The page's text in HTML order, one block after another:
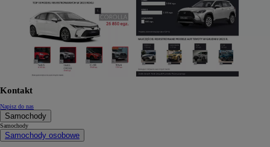
Kontakt
Napisz do nas
Samochody
Samochody
Samochody osobowe